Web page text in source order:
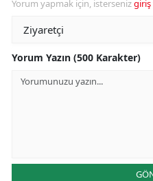
Yorum yapmak için, istersenizgiriş
Yorum Yazın (500 Karakter)